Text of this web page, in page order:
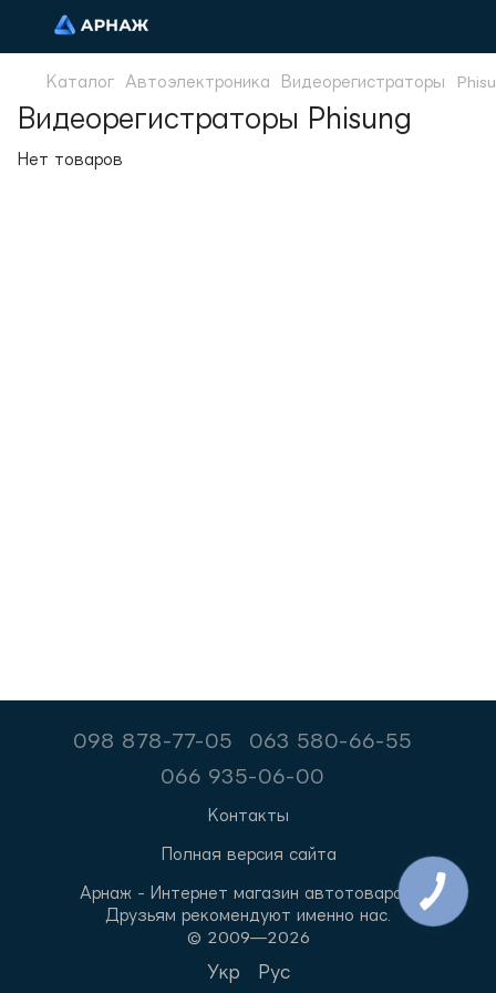
Каталог Автоэлектроника Видеорегистраторы
Видеорегистраторы Phisung
Нет товаров
098 878-77-05
063 580-66-55
066 935-06-00
Контакты
Полная версия сайта
Арнаж - Интернет магазин автотоваров.
Друзьям рекомендуют именно нас.
© 2009—2026
Укр Рус